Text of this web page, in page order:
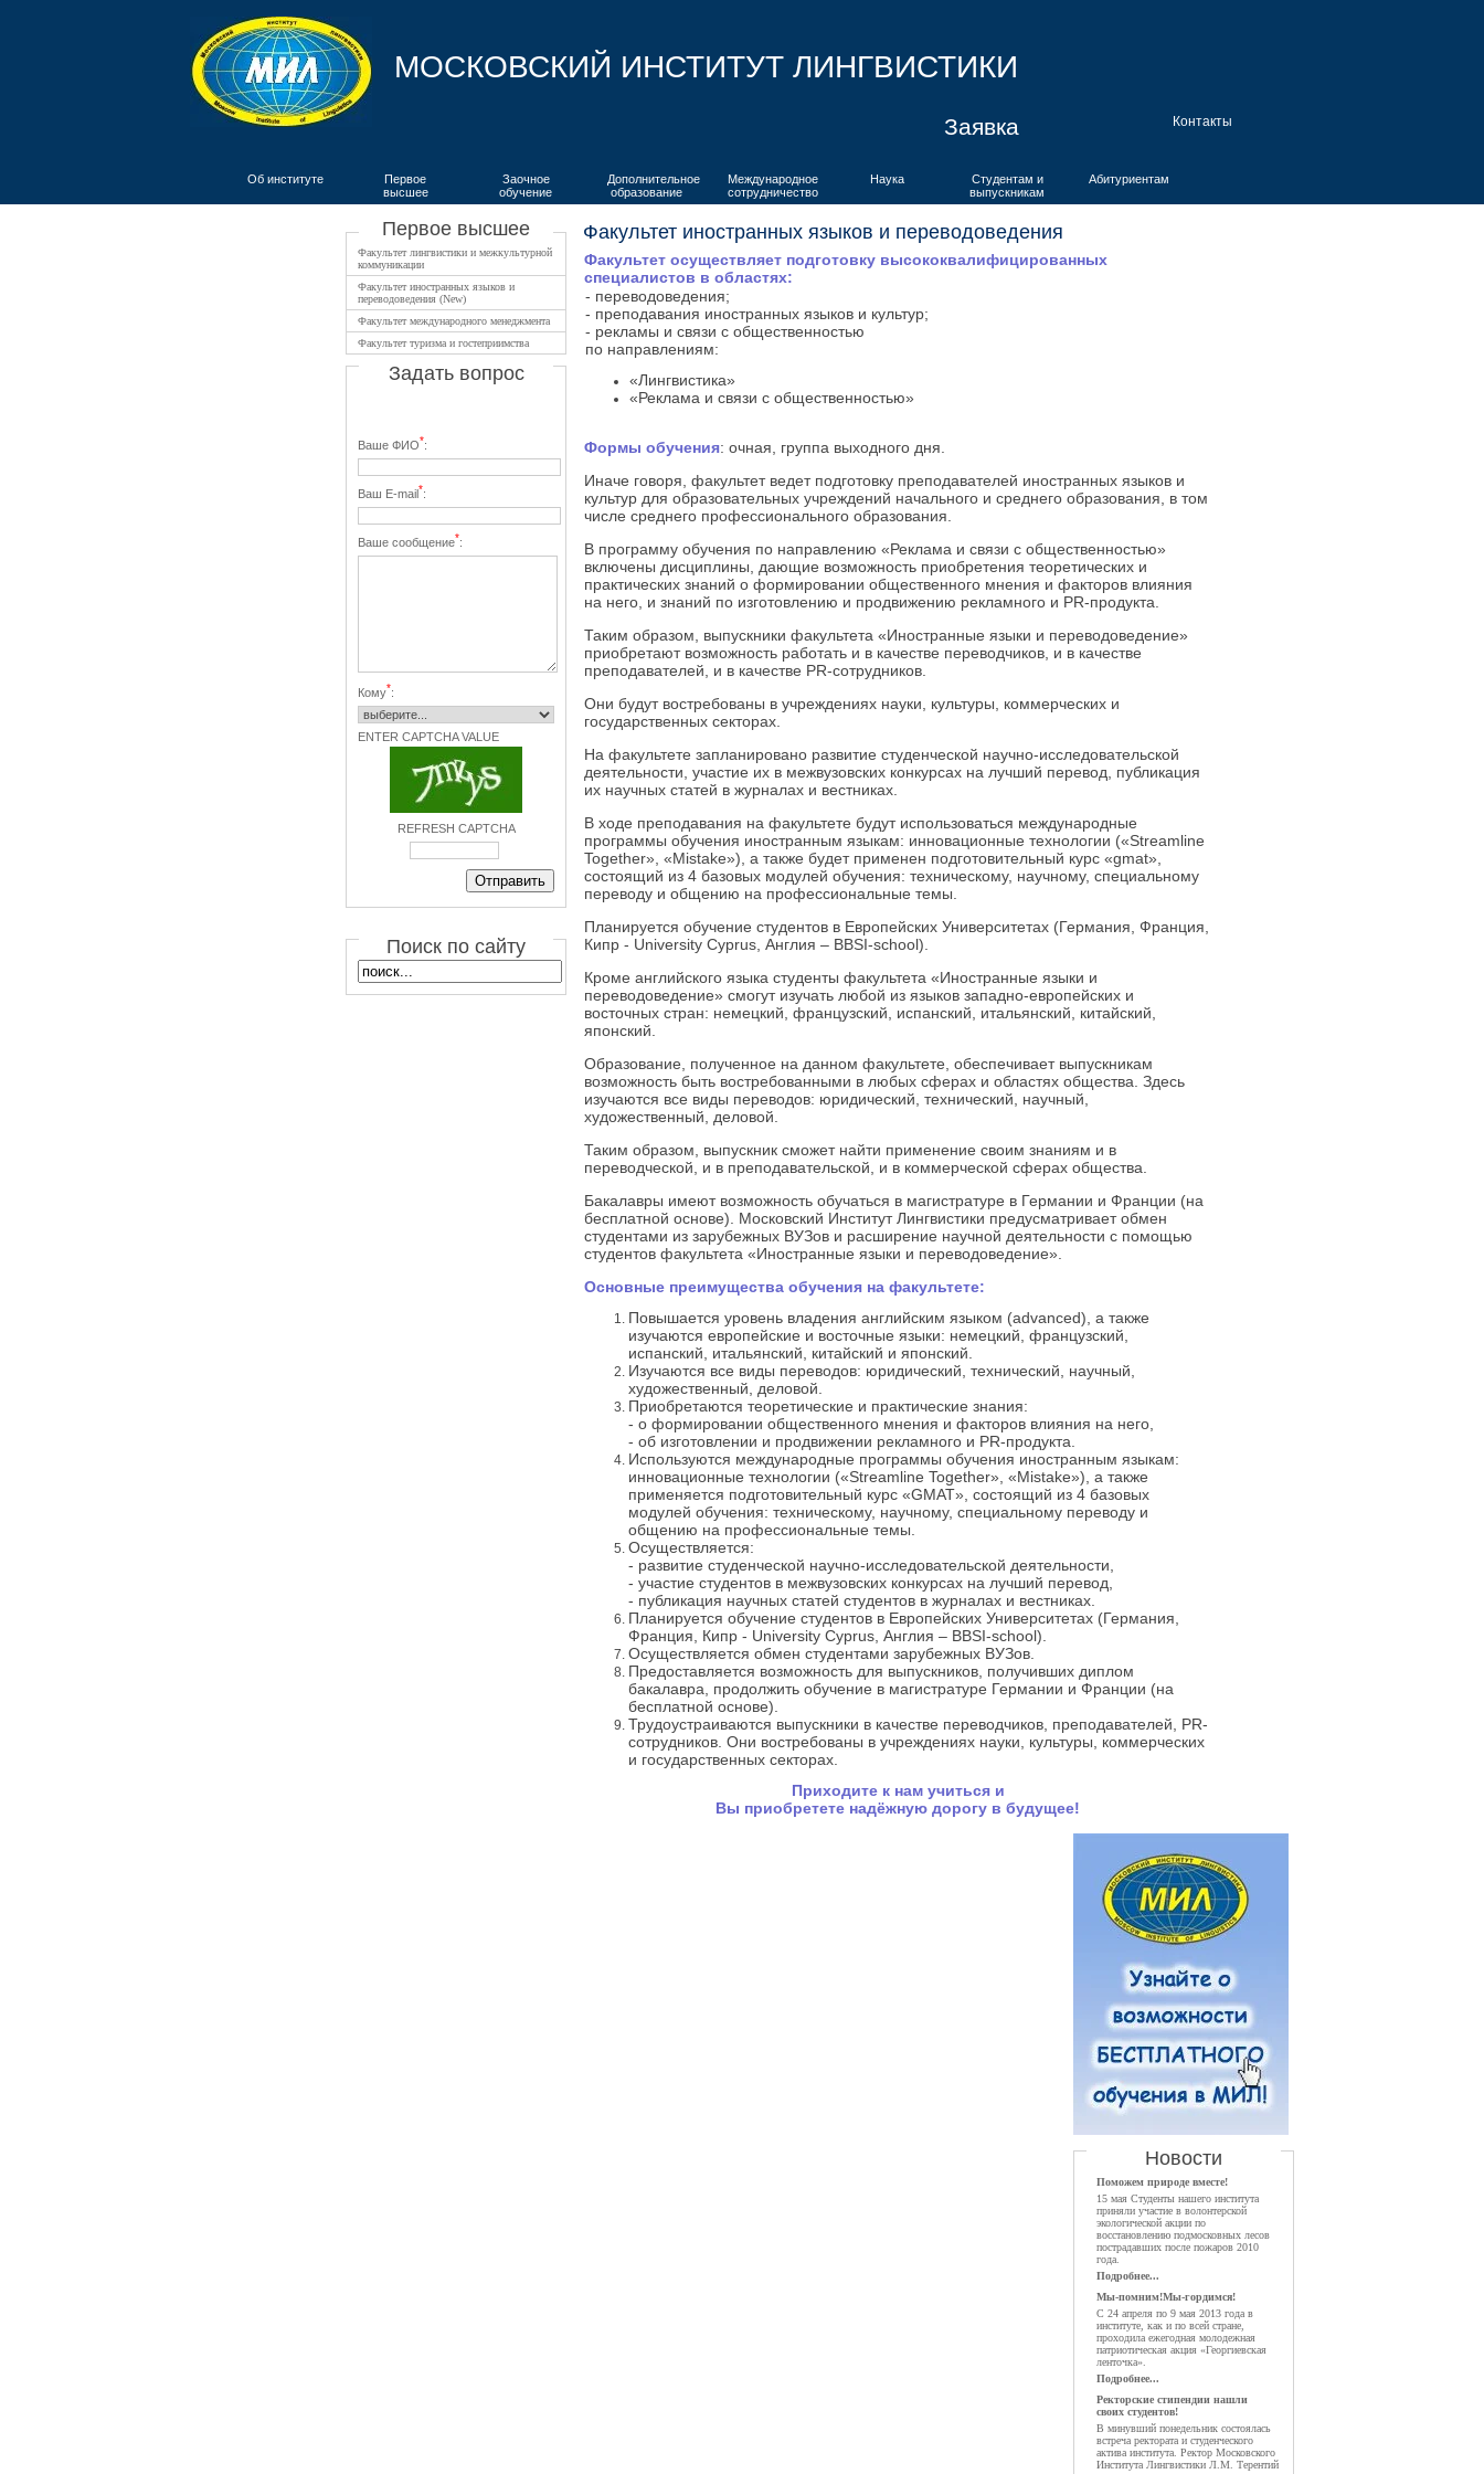
МОСКОВСКИЙ ИНСТИТУТ ЛИНГВИСТИКИ
Контакты
Заявка
Об институте
Первое
высшее
Заочное
обучение
Дополнительное
образование
Международное
сотрудничество
Наука
Студентам и
выпускникам
Абитуриентам
Первое высшее
Факультет лингвистики и межкультурной
коммуникации
Факультет иностранных языков и
переводоведения (New)
Факультет международного менеджмента
Факультет туризма и гостеприимства
Задать вопрос
Ваше ФИО*:
Ваш E-mail*:
Ваше сообщение*:
Кому*:
ENTER CAPTCHA VALUE
REFRESH CAPTCHA
Поиск по сайту
Факультет иностранных языков и переводоведения
Факультет осуществляет подготовку высококвалифицированных
специалистов в областях:
- переводоведения;
- преподавания иностранных языков и культур;
- рекламы и связи с общественностью
по направлениям:
«Лингвистика»
«Реклама и связи с общественностью»
Формы обучения: очная, группа выходного дня.
Иначе говоря, факультет ведет подготовку преподавателей иностранных языков и
культур для образовательных учреждений начального и среднего образования, в том
числе среднего профессионального образования.
В программу обучения по направлению «Реклама и связи с общественностью»
включены дисциплины, дающие возможность приобретения теоретических и
практических знаний о формировании общественного мнения и факторов влияния
на него, и знаний по изготовлению и продвижению рекламного и PR-продукта.
Таким образом, выпускники факультета «Иностранные языки и переводоведение»
приобретают возможность работать и в качестве переводчиков, и в качестве
преподавателей, и в качестве PR-сотрудников.
Они будут востребованы в учреждениях науки, культуры, коммерческих и
государственных секторах.
На факультете запланировано развитие студенческой научно-исследовательской
деятельности, участие их в межвузовских конкурсах на лучший перевод, публикация
их научных статей в журналах и вестниках.
В ходе преподавания на факультете будут использоваться международные
программы обучения иностранным языкам: инновационные технологии («Streamline
Together», «Mistake»), а также будет применен подготовительный курс «gmat»,
состоящий из 4 базовых модулей обучения: техническому, научному, специальному
переводу и общению на профессиональные темы.
Планируется обучение студентов в Европейских Университетах (Германия, Франция,
Кипр - University Cyprus, Англия – BBSI-school).
Кроме английского языка студенты факультета «Иностранные языки и
переводоведение» смогут изучать любой из языков западно-европейских и
восточных стран: немецкий, французский, испанский, итальянский, китайский,
японский.
Образование, полученное на данном факультете, обеспечивает выпускникам
возможность быть востребованными в любых сферах и областях общества. Здесь
изучаются все виды переводов: юридический, технический, научный,
художественный, деловой.
Таким образом, выпускник сможет найти применение своим знаниям и в
переводческой, и в преподавательской, и в коммерческой сферах общества.
Бакалавры имеют возможность обучаться в магистратуре в Германии и Франции (на
бесплатной основе). Московский Институт Лингвистики предусматривает обмен
студентами из зарубежных ВУЗов и расширение научной деятельности с помощью
студентов факультета «Иностранные языки и переводоведение».
Основные преимущества обучения на факультете:
Повышается уровень владения английским языком (advanced), а также
изучаются европейские и восточные языки: немецкий, французский,
испанский, итальянский, китайский и японский.
Изучаются все виды переводов: юридический, технический, научный,
художественный, деловой.
Приобретаются теоретические и практические знания:
- о формировании общественного мнения и факторов влияния на него,
- об изготовлении и продвижении рекламного и PR-продукта.
Используются международные программы обучения иностранным языкам:
инновационные технологии («Streamline Together», «Mistake»), а также
применяется подготовительный курс «GMAT», состоящий из 4 базовых
модулей обучения: техническому, научному, специальному переводу и
общению на профессиональные темы.
Осуществляется:
- развитие студенческой научно-исследовательской деятельности,
- участие студентов в межвузовских конкурсах на лучший перевод,
- публикация научных статей студентов в журналах и вестниках.
Планируется обучение студентов в Европейских Университетах (Германия,
Франция, Кипр - University Cyprus, Англия – BBSI-school).
Осуществляется обмен студентами зарубежных ВУЗов.
Предоставляется возможность для выпускников, получивших диплом
бакалавра, продолжить обучение в магистратуре Германии и Франции (на
бесплатной основе).
Трудоустраиваются выпускники в качестве переводчиков, преподавателей, PR-
сотрудников. Они востребованы в учреждениях науки, культуры, коммерческих
и государственных секторах.
Приходите к нам учиться и
Вы приобретете надёжную дорогу в будущее!
Новости
Поможем природе вместе!
15 мая Студенты нашего института
приняли участие в волонтерской
экологической акции по
восстановлению подмосковных лесов
пострадавших после пожаров 2010
года.
Подробнее...
Мы-помним!Мы-гордимся!
С 24 апреля по 9 мая 2013 года в
институте, как и по всей стране,
проходила ежегодная молодежная
патриотическая акция «Георгиевская
ленточка».
Подробнее...
Ректорские стипендии нашли
своих студентов!
В минувший понедельник состоялась
встреча ректората и студенческого
актива института. Ректор Московского
Института Лингвистики Л.М. Терентий